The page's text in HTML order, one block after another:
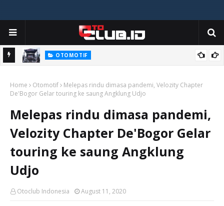
OTOMOTIF
Home Otomotif
Melepas rindu dimasa pandemi, Velozity Chapter
De'Bogor Gelar touring ke saung Angklung Udjo
Melepas rindu dimasa pandemi,
Velozity Chapter De'Bogor Gelar
touring ke saung Angklung
Udjo
Otoclub Indonesia August 11, 2020